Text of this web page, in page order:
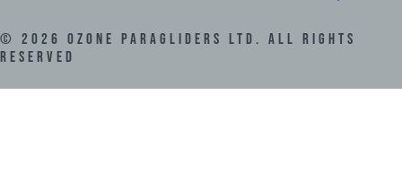
© 2026 Ozone Paragliders LTD. All Rights
Reserved